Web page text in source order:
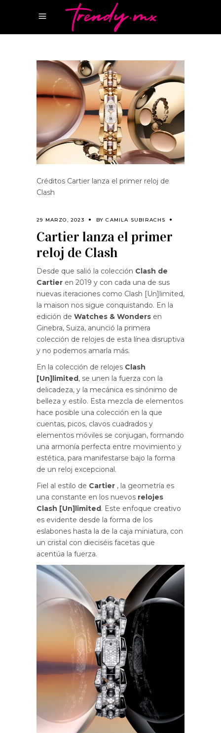
Créditos Cartier lanza el primer reloj de
Clash
29 MARZO, 2023 BYCAMILA SUBIRACHS
Cartier lanza el primer
reloj de Clash
Desde que salió la colección Clash de
Cartier en 2019 y con cada una de sus
nuevas iteraciones como Clash [Un]limited,
la maison nos sigue conquistando. En la
edición de Watches & Wonders en
Ginebra, Suiza, anunció la primera
colección de relojes de esta línea disruptiva
y no podemos amarla más.
En la colección de relojes Clash
[Un]limited , se unen la fuerza con la
delicadeza, y la mecánica es sinónimo de
belleza y estilo. Esta mezcla de elementos
hace posible una colección en la que
cuentas, picos, clavos cuadrados y
elementos móviles se conjugan, formando
una armonía perfecta entre movimiento y
estética, para manifestarse bajo la forma
de un reloj excepcional.
Fiel al estilo de Cartier , la geometría es
una constante en los nuevos relojes
Clash [Un]limited . Este enfoque creativo
es evidente desde la forma de los
eslabones hasta la de la caja miniatura, con
un cristal con dieciséis facetas que
acentúa la fuerza.